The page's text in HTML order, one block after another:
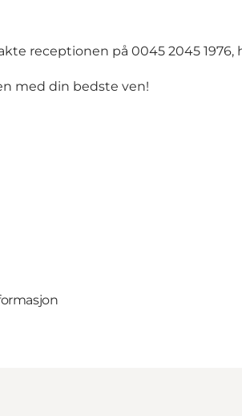
receptionen på 0045 2045
med din bedste ven!